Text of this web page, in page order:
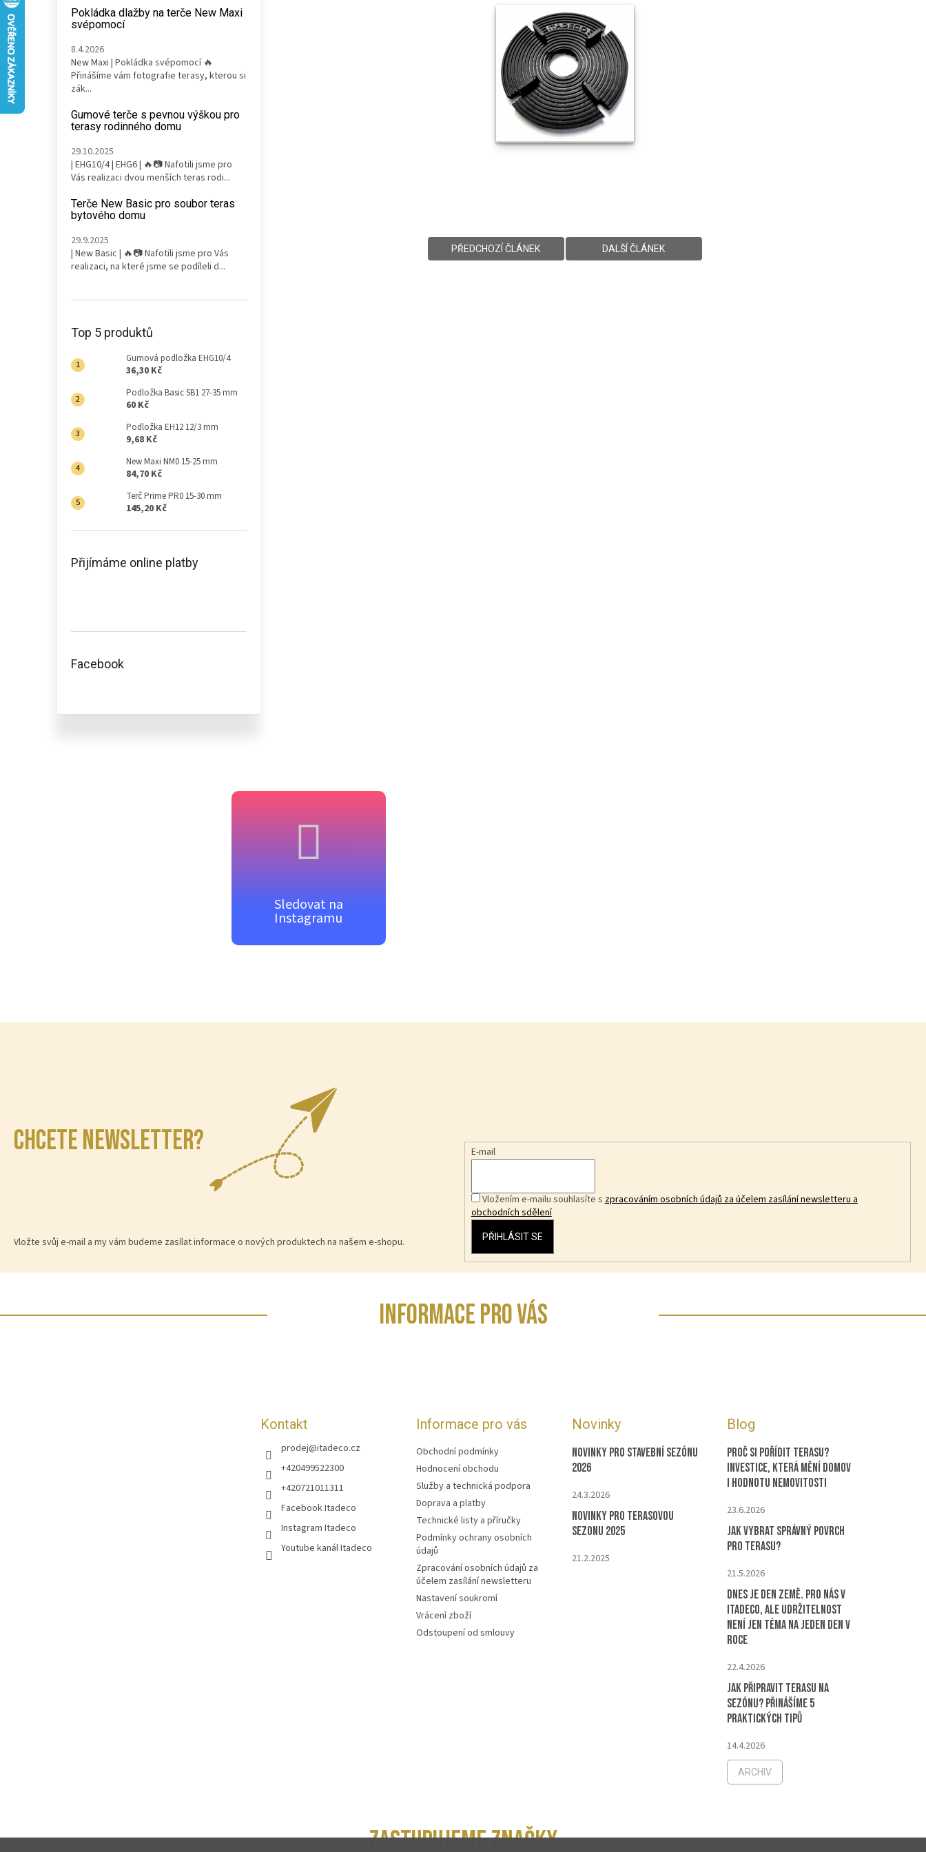
Pokládka dlažby na terče New Maxi
svépomocí
8.4.2026
New Maxi | Pokládka svépomocí 🔥
Přinášíme vám fotografie terasy, kterou si
zák...
Gumové terče s pevnou výškou pro
terasy rodinného domu
29.10.2025
| EHG10/4 | EHG6 | 🔥📷 Nafotili jsme pro
Vás realizaci dvou menších teras rodi...
Terče New Basic pro soubor teras
bytového domu
29.9.2025
| New Basic | 🔥📷 Nafotili jsme pro Vás
realizaci, na které jsme se podíleli d...
Top 5 produktů
Gumová podložka EHG10/4
36,30 Kč
Podložka Basic SB1 27-35 mm
60 Kč
Podložka EH12 12/3 mm
9,68 Kč
New Maxi NM0 15-25 mm
84,70 Kč
Terč Prime PR0 15-30 mm
145,20 Kč
Přijímáme online platby
Facebook
PŘEDCHOZÍ ČLÁNEK DALŠÍ ČLÁNEK
Sledovat na
Instagramu
CHCETE NEWSLETTER?
Vložte svůj e-mail a my vám budeme zasílat informace o nových produktech na našem e-shopu.
E-mail
Vložením e-mailu souhlasíte szpracováním osobních údajů za účelem zasílání newsletteru a
obchodních sdělení
PŘIHLÁSIT SE
INFORMACE PRO VÁS
Kontakt
prodej@itadeco.cz
+420499522300
+420721011311
Facebook Itadeco
Instagram Itadeco
Youtube kanál Itadeco
Informace pro vás
Obchodní podmínky
Hodnocení obchodu
Služby a technická podpora
Doprava a platby
Technické listy a příručky
Podmínky ochrany osobních
údajů
Zpracování osobních údajů za
účelem zasílání newsletteru
Nastavení soukromí
Vrácení zboží
Odstoupení od smlouvy
Novinky
Novinky pro stavební sezónu
2026
24.3.2026
Novinky pro terasovou
sezonu 2025
21.2.2025
Blog
Proč si pořídit terasu?
Investice, která mění domov
i hodnotu nemovitosti
23.6.2026
Jak vybrat správný povrch
pro terasu?
21.5.2026
Dnes je Den Země. Pro nás v
ITADECO, ale udržitelnost
není jen téma na jeden den v
roce
22.4.2026
Jak připravit terasu na
sezónu? Přinášíme 5
praktických tipů
14.4.2026
ARCHIV
ZASTUPUJEME ZNAČKY